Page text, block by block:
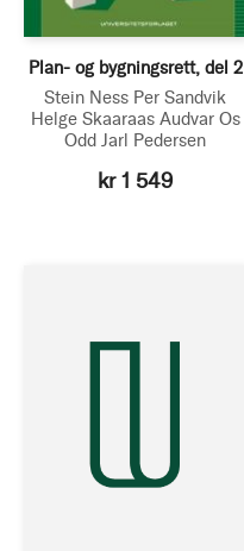
Plan- og bygningsrett, del 2
Stein Ness Per Sandvik
Helge Skaaraas Audvar Os
Odd Jarl Pedersen
kr 1 549